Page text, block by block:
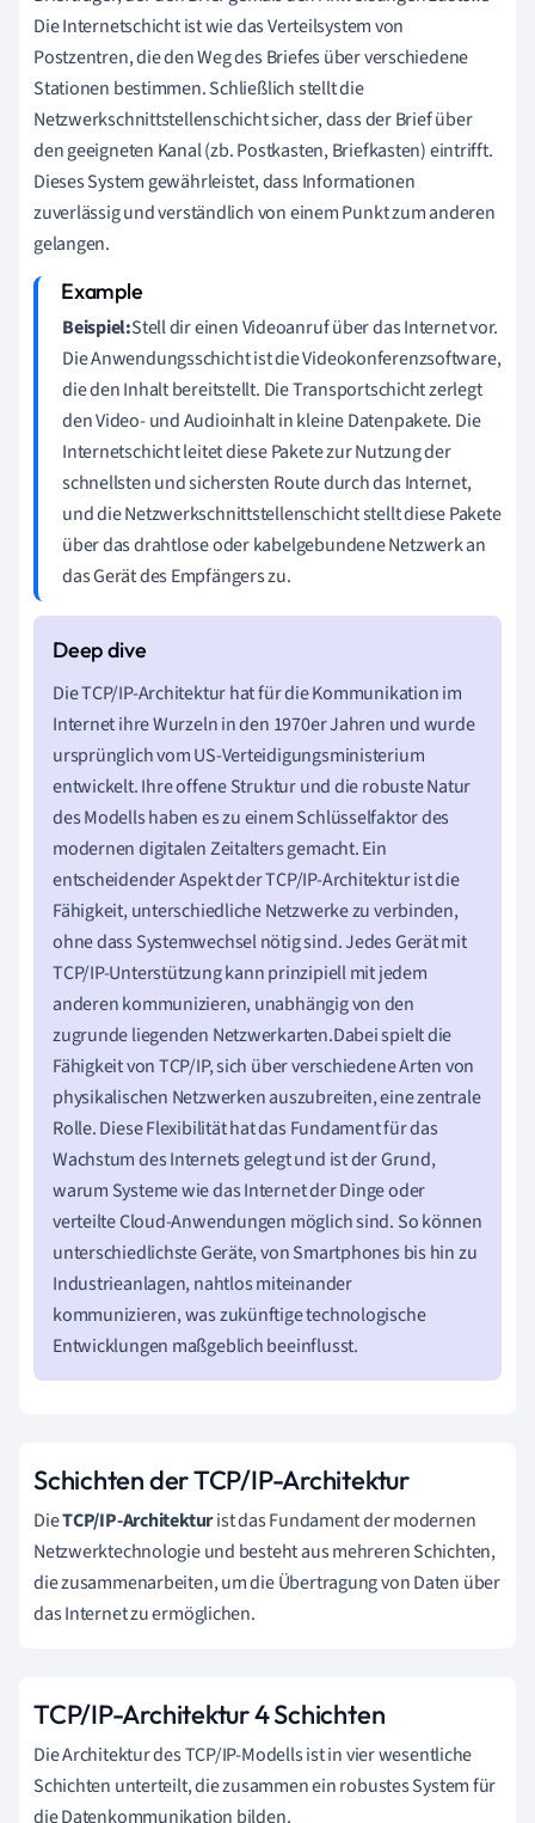
Die Internetschicht ist wie das Verteilsystem von
Postzentren, die den Weg des Briefes über verschiedene
Stationen bestimmen. Schließlich stellt die
Netzwerkschnittstellenschicht sicher, dass der Brief über
den geeigneten Kanal (zb. Postkasten, Briefkasten) eintrifft.
Dieses System gewährleistet, dass Informationen
zuverlässig und verständlich von einem Punkt zum anderen
gelangen.
Beispiel:Stell dir einen Videoanruf über das Internet vor.
Die Anwendungsschicht ist die Videokonferenzsoftware,
die den Inhalt bereitstellt. Die Transportschicht zerlegt
den Video- und Audioinhalt in kleine Datenpakete. Die
Internetschicht leitet diese Pakete zur Nutzung der
schnellsten und sichersten Route durch das Internet,
und die Netzwerkschnittstellenschicht stellt diese Pakete
über das drahtlose oder kabelgebundene Netzwerk an
das Gerät des Empfängers zu.
Die TCP/IP-Architektur hat für die Kommunikation im
Internet ihre Wurzeln in den 1970er Jahren und wurde
ursprünglich vom US-Verteidigungsministerium
entwickelt. Ihre offene Struktur und die robuste Natur
des Modells haben es zu einem Schlüsselfaktor des
modernen digitalen Zeitalters gemacht. Ein
entscheidender Aspekt der TCP/IP-Architektur ist die
Fähigkeit, unterschiedliche Netzwerke zu verbinden,
ohne dass Systemwechsel nötig sind. Jedes Gerät mit
TCP/IP-Unterstützung kann prinzipiell mit jedem
anderen kommunizieren, unabhängig von den
zugrunde liegenden Netzwerkarten.Dabei spielt die
Fähigkeit von TCP/IP, sich über verschiedene Arten von
physikalischen Netzwerken auszubreiten, eine zentrale
Rolle. Diese Flexibilität hat das Fundament für das
Wachstum des Internets gelegt und ist der Grund,
warum Systeme wie das Internet der Dinge oder
verteilte Cloud-Anwendungen möglich sind. So können
unterschiedlichste Geräte, von Smartphones bis hin zu
Industrieanlagen, nahtlos miteinander
kommunizieren, was zukünftige technologische
Entwicklungen maßgeblich beeinflusst.
Schichten der TCP/IP-Architektur
DieTCP/IP-Architekturist das Fundament der modernen
Netzwerktechnologie und besteht aus mehreren Schichten,
die zusammenarbeiten, um die Übertragung von Daten über
das Internet zu ermöglichen.
TCP/IP-Architektur 4 Schichten
Die Architektur des TCP/IP-Modells ist in vier wesentliche
Schichten unterteilt, die zusammen ein robustes System für
die Datenkommunikation bilden.